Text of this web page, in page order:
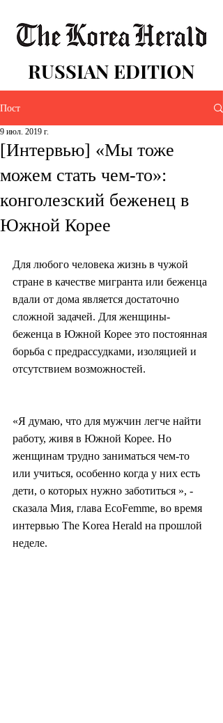
RUSSIAN EDITION
Пост
[Интервью] «Мы тоже
можем стать чем-то»:
конголезский беженец в
Южной Корее
9 июл. 2019 г.
Для любого человека жизнь в чужой
стране в качестве мигранта или беженца
вдали от дома является достаточно
сложной задачей. Для женщины-
беженца в Южной Корее это постоянная
борьба с предрассудками, изоляцией и
отсутствием возможностей.
«Я думаю, что для мужчин легче найти
работу, живя в Южной Корее. Но
женщинам трудно заниматься чем-то
или учиться, особенно когда у них есть
дети, о которых нужно заботиться », -
сказала Мия, глава EcoFemme, во время
интервью The Korea Herald на прошлой
неделе.